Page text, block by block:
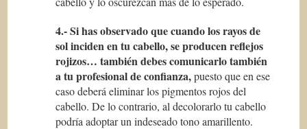
4.- Si has observado que cuando los rayos de
sol inciden en tu cabello, se producen reflejos
rojizos… también debes comunicarlo también
a tu profesional de confianza,puesto que en ese
caso deberá eliminar los pigmentos rojos del
cabello. De lo contrario, al decolorarlo tu cabello
podría adoptar un indeseado tono amarillento.